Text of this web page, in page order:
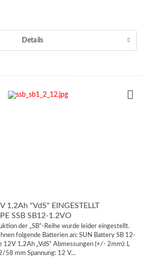
Details
1,2Ah "VdS" EINGESTELLT
SSB SB12-1.2VO
der „SB“-Reihe wurde leider eingestellt.
folgende Batterien an: SUN Battery SB 12-
12V 1,2Ah „VdS“ Abmessungen (+/- 2mm): L
58 mm Spannung: 12 V...